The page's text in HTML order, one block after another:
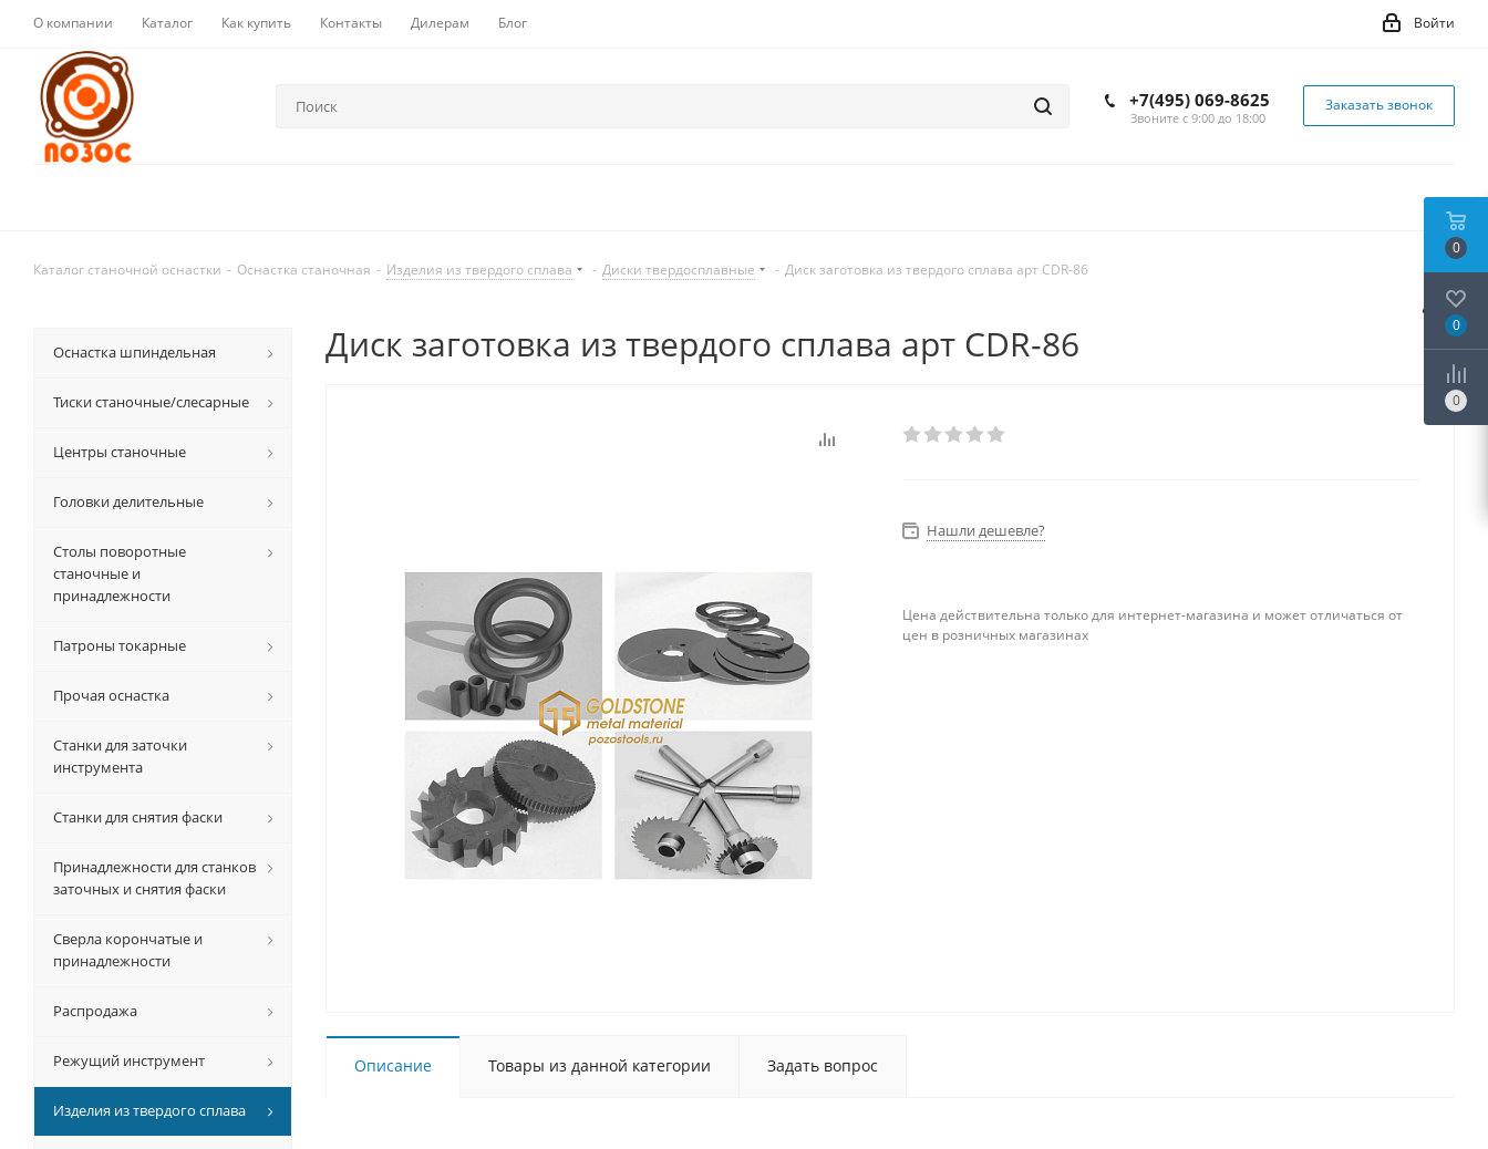
О компании Каталог Как купить Контакты Дилерам Блог Войти
+7(495) 069-8625
Звоните с 9:00 до 18:00
Заказать звонок
Каталог станочной оснастки - Оснастка станочная - Изделия из твердого сплава - Диски твердосплавные - Диск заготовка из твердого сплава арт CDR-86
Диск заготовка из твердого сплава арт CDR-86
Нашли дешевле?
Цена действительна только для интернет-магазина и может отличаться от
цен в розничных магазинах
Описание Товары из данной категории Задать вопрос
Оснастка шпиндельная
Тиски станочные/слесарные
Центры станочные
Головки делительные
Столы поворотные
станочные и
принадлежности
Патроны токарные
Прочая оснастка
Станки для заточки
инструмента
Станки для снятия фаски
Принадлежности для станков
заточных и снятия фаски
Сверла корончатые и
принадлежности
Распродажа
Режущий инструмент
Изделия из твердого сплава
0
0
0